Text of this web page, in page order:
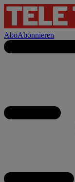
AboAbonnieren